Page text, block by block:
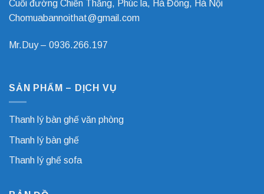
Cuối đường Chiến Thắng, Phúc la, Hà Đông, Hà Nội
Chomuabannoithat@gmail.com
Mr.Duy – 0936.266.197
SẢN PHẨM – DỊCH VỤ
Thanh lý bàn ghế văn phòng
Thanh lý bàn ghế
Thanh lý ghế sofa